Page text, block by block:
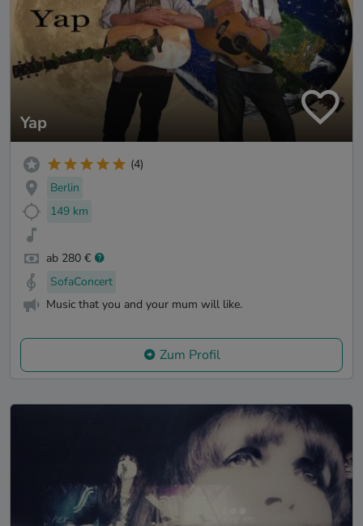
Yap
(4)
Berlin
149 km
ab 280 €
SofaConcert
Music that you and your mum will like.
Zum Profil